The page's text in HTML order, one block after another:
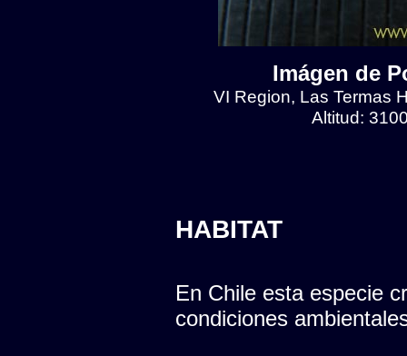
Imágen de
VI Region, Las Termas
Altitud:
HABITAT
En Chile esta especie
condiciones